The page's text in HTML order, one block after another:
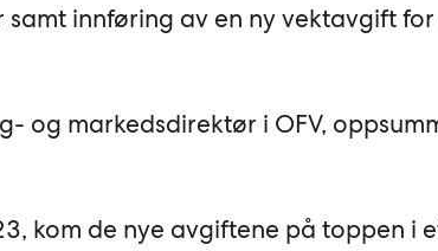
samt innføring av en ny vektavgift
og markedsdirektør i OFV,
kom de nye avgiftene på toppen i